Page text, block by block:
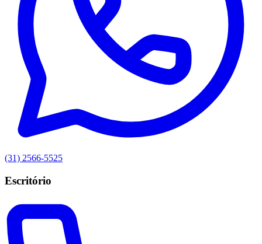
(31) 2566-5525
Escritório